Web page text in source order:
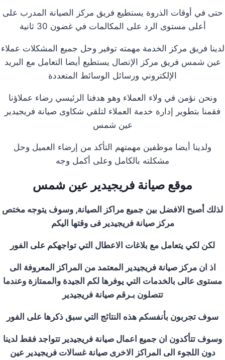
حتى في أوقات الذروة يستطيع فريق مركز الصيانة المدرب على
أعلى مستوى الرد على المكالمات في غضون 30 ثانية
لدينا فريق مركز الخدمة مهمته توفير وحل جميع المشكلات عملاء
عين شمس فريق مركز الإتصال يستطيع أيضا التعامل مع البريد
الإلكتروني ورسائل الوسائط المتعددة
ونحن نؤمن في ولاء العملاء وهو هدفنا الرئيسي رضاء عملاؤنا
فقمنا بتطوير إدارة خدمة العملاء لتلقي شكاوى صيانة فريجيدير
عين شمس
ولدينا أيضا موظفين مهمتهم التأكد من إرضاء العميل وحل
مشكلته بالكامل وعلى أكمل وجه
موقع صيانة فريجيدير عين شمس
لذلك أصبح الافضل بين جميع مراكز الصيانة, وسوف يتوجه مختص
مركز صيانة فريجيدير فى وقتها اليكم
لكن لكي يتعامل مع بلاغات الاعطال التي تواجهكم على الفور
اذ ان مركز صيانة فريجيدير المعتمد من المراكز المعروفة الى
مستوى عالى بالخدمات التي يوفرها لكم الجيدة والممتازة وعندما
تتصلون بـرقم صيانة فريجيدير
سوف تجربون بأنفسكم هذه النتائج التي سبق ذكرها على الفور
وسوف تتأكدون ان جميع اعمال صيانة فريجيدير تتواجد فقط لدينا
دون اللجوء الى المراكز الاخرى صيانة غسالات فريجيدير عين